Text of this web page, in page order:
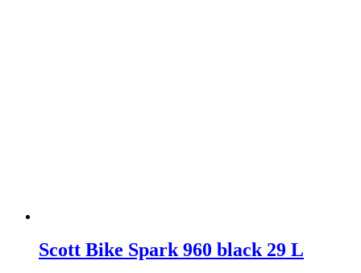
Scott Bike Spark 960 black 29 L